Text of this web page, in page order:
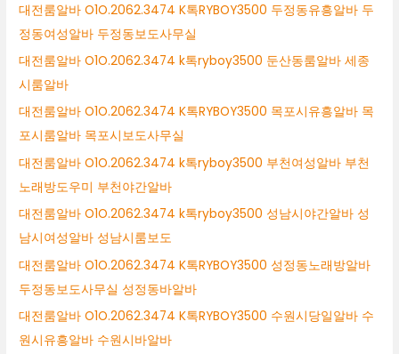
대전룸알바 O1O.2062.3474 K톡RYBOY3500 두정동유흥알바 두
정동여성알바 두정동보도사무실
대전룸알바 O1O.2062.3474 k톡ryboy3500 둔산동룸알바 세종
시룸알바
대전룸알바 O1O.2062.3474 K톡RYBOY3500 목포시유흥알바 목
포시룸알바 목포시보도사무실
대전룸알바 O1O.2062.3474 k톡ryboy3500 부천여성알바 부천
노래방도우미 부천야간알바
대전룸알바 O1O.2062.3474 k톡ryboy3500 성남시야간알바 성
남시여성알바 성남시룸보도
대전룸알바 O1O.2062.3474 K톡RYBOY3500 성정동노래방알바
두정동보도사무실 성정동바알바
대전룸알바 O1O.2062.3474 K톡RYBOY3500 수원시당일알바 수
원시유흥알바 수원시바알바